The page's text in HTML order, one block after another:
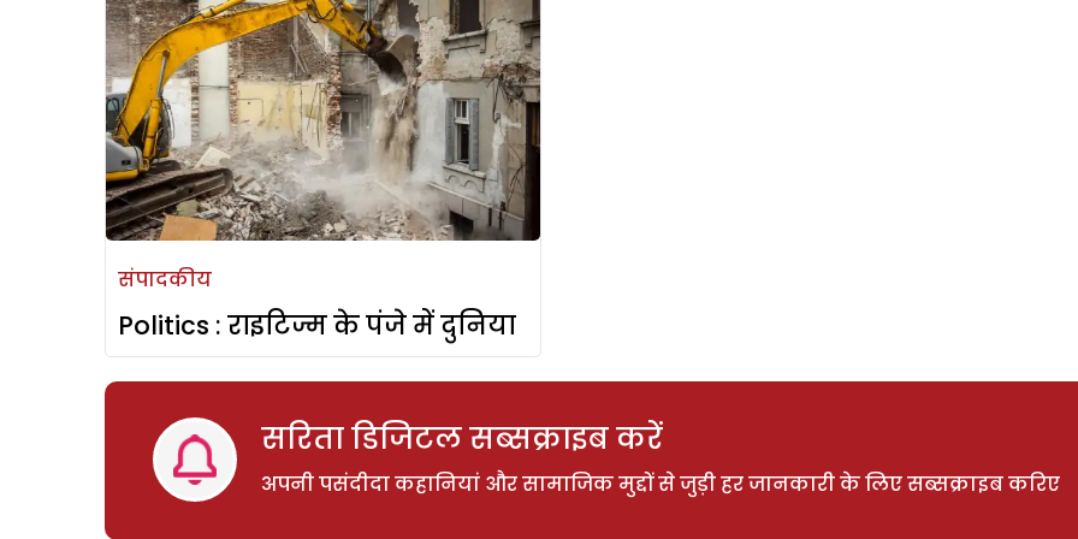
संपादकीय
Politics : राइटिज्म के पंजे में दुनिया
सरिता डिजिटल सब्सक्राइब करें
अपनी पसंदीदा कहानियां और सामाजिक मुद्दों से जुड़ी हर जानकारी के लिए सब्सक्राइब करिए